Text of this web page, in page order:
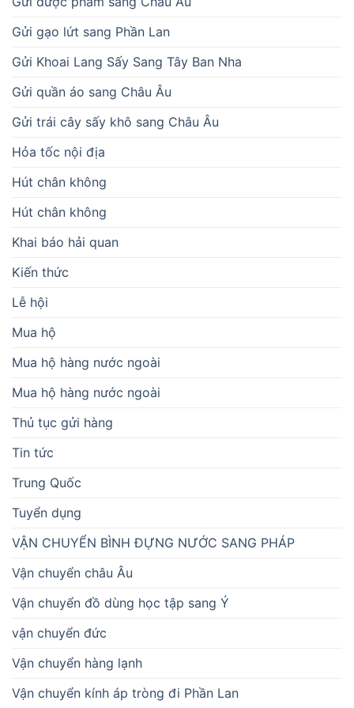
Gửi gạo lứt sang Phần Lan
Gửi Khoai Lang Sấy Sang Tây Ban Nha
Gửi quần áo sang Châu Âu
Gửi trái cây sấy khô sang Châu Âu
Hỏa tốc nội địa
Hút chân không
Hút chân không
Khai báo hải quan
Kiến thức
Lễ hội
Mua hộ
Mua hộ hàng nước ngoài
Mua hộ hàng nước ngoài
Thủ tục gửi hàng
Tin tức
Trung Quốc
Tuyển dụng
VẬN CHUYỂN BÌNH ĐỰNG NƯỚC SANG PHÁP
Vận chuyển châu Âu
Vận chuyển đồ dùng học tập sang Ý
vận chuyển đức
Vận chuyển hàng lạnh
Vận chuyển kính áp tròng đi Phần Lan